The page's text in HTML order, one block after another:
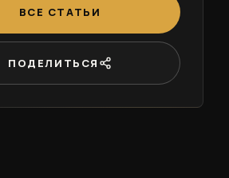
ВСЕ СТАТЬИ
ПОДЕЛИТЬСЯ